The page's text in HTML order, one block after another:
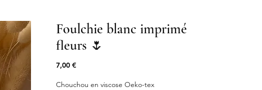
Foulchie blanc imprimé
fleurs 🌷
7,00 €
Chouchou en viscose Oeko-tex